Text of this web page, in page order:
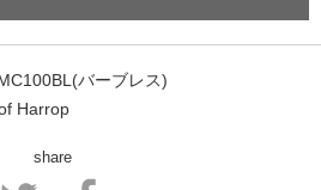
バーブレス)
Harrop
share